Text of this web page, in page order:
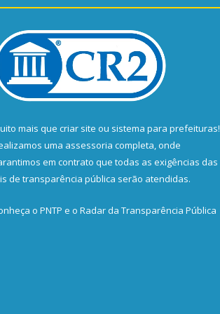
mais que criar site ou sistema para prefeituras!
uma assessoria completa, onde
em contrato que todas as exigências das
de transparência pública serão atendidas.
o PNTP e o Radar da Transparência Pública